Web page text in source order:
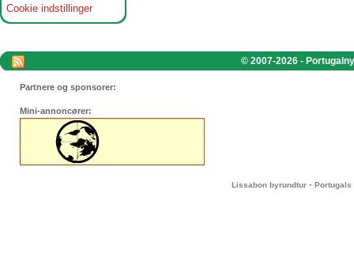
Cookie indstillinger
© 2007-2026 -
Partnere og sponsorer:
Mini-annoncører:
Lissabon byrundtur - Portugals